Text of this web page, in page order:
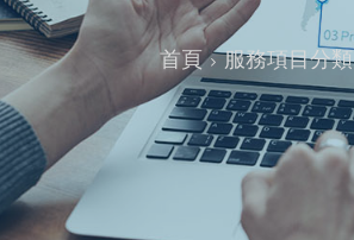
首頁 服務項目分類